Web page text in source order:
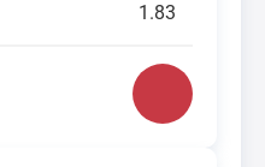
1.83